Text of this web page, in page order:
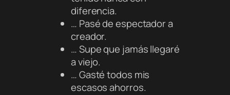
diferencia.
… Pasé de espectador a
creador.
… Supe que jamás llegaré
a viejo.
… Gasté todos mis
escasos ahorros.